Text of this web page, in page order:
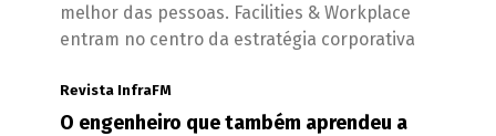
melhor das pessoas. Facilities & Workplace
entram no centro da estratégia corporativa
Revista InfraFM
O engenheiro que também aprendeu a